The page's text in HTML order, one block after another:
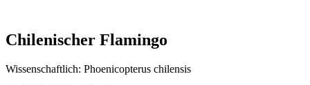
Chilenischer Flamingo
Wissenschaftlich: Phoenicopterus chilensis